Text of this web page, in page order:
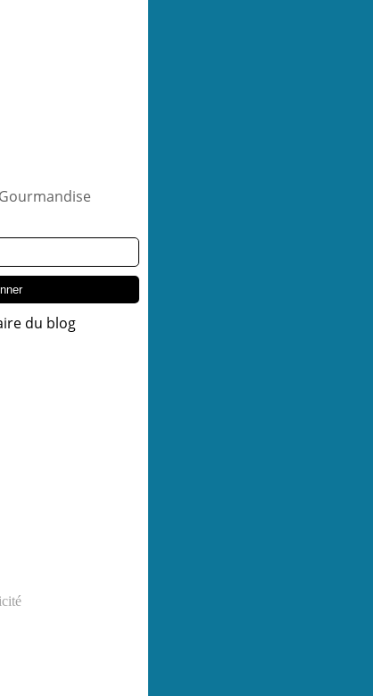
du blog